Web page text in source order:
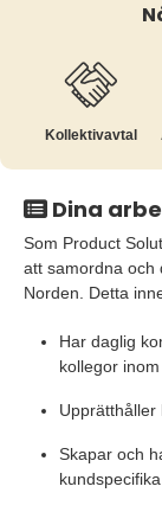
Kollektiv­avtal
Dina
Som Product
att samordna och
Norden. Detta
Har daglig
kollegor
Upprätthåller
Skapar och